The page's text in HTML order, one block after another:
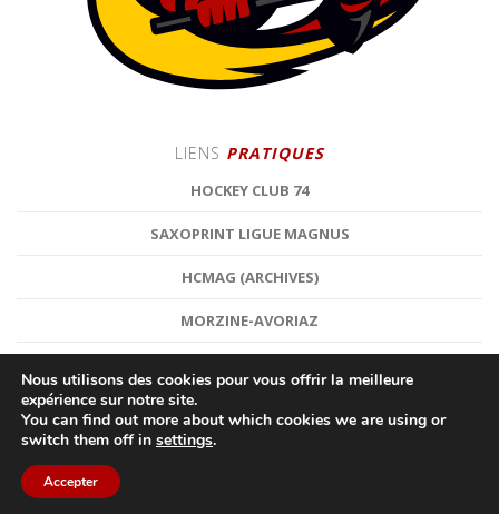
LIENS PRATIQUES
HOCKEY CLUB 74
SAXOPRINT LIGUE MAGNUS
HCMAG (ARCHIVES)
MORZINE-AVORIAZ
©HOCKEY CLUB MORZINE-AVORIAZ
Nous utilisons des cookies pour vous offrir la meilleure
expérience sur notre site.
You can find out more about which cookies we are using or
switch them off in settings.
Accepter